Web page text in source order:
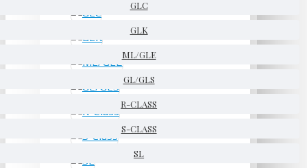
GLC
GLK
ML/GLE
GL/GLS
R-CLASS
S-CLASS
SL